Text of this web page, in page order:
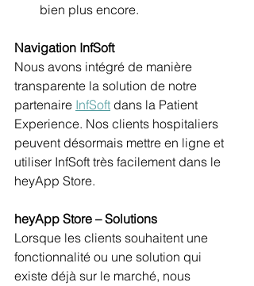
bien plus encore.
Navigation InfSoft
Nous avons intégré de manière
transparente la solution de notre
partenaire InfSoft dans la Patient
Experience. Nos clients hospitaliers
peuvent désormais mettre en ligne et
utiliser InfSoft très facilement dans le
heyApp Store.
heyApp Store – Solutions
Lorsque les clients souhaitent une
fonctionnalité ou une solution qui
existe déjà sur le marché, nous